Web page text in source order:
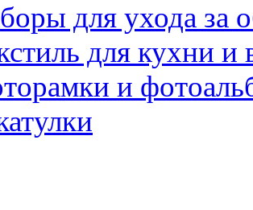
для ухода за
для кухни и
и